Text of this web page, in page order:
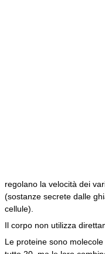
regolano la velocità dei
(sostanze secrete dalle
cellule).
Il corpo non utilizza
Le proteine sono